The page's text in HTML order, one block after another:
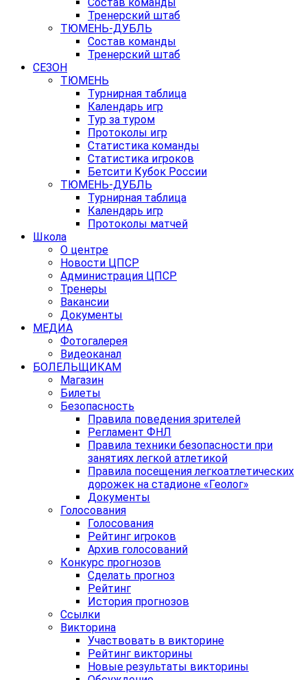
Состав команды
Тренерский штаб
ТЮМЕНЬ-ДУБЛЬ
Состав команды
Тренерский штаб
СЕЗОН
ТЮМЕНЬ
Турнирная таблица
Календарь игр
Тур за туром
Протоколы игр
Статистика команды
Статистика игроков
Бетсити Кубок России
ТЮМЕНЬ-ДУБЛЬ
Турнирная таблица
Календарь игр
Протоколы матчей
Школа
О центре
Новости ЦПСР
Администрация ЦПСР
Тренеры
Вакансии
Документы
МЕДИА
Фотогалерея
Видеоканал
БОЛЕЛЬЩИКАМ
Магазин
Билеты
Безопасность
Правила поведения зрителей
Регламент ФНЛ
Правила техники безопасности при
занятиях легкой атлетикой
Правила посещения легкоатлетических
дорожек на стадионе «Геолог»
Документы
Голосования
Голосования
Рейтинг игроков
Архив голосований
Конкурс прогнозов
Сделать прогноз
Рейтинг
История прогнозов
Ссылки
Викторина
Участвовать в викторине
Рейтинг викторины
Новые результаты викторины